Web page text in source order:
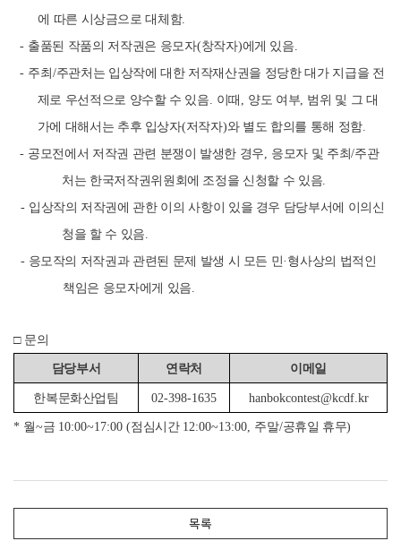
에 따른 시상금으로 대체함.
- 출품된 작품의 저작권은 응모자(창작자)에게 있음
- 주최 /주관처는 입상작에 대한 저작재산권을 정당한 대가 지급을 전
제로 우선적으로 양수할 수 있음
이때 양도 여부 범위 및 그 대
가에 대해서는 추후 입상자(저작자)와 별도 합의를 통해 정함.
- 공모전에서 저작권 관련 분쟁이 발생한 경우 응모자 및 주최/주관
처는 한국저작권위원회에 조정을 신청할 수 있음
- 입상작의 저작권에 관한 이의 사항이 있을 경우 담당부서에 이의신
청을 할 수 있음
- 응모작의 저작권과 관련된 문제 발생 시 모든 민 · 형사상의 법적인
책임은 응모자에게 있음
□ 문의
담당부서 연락처 이메일
한복문화산업팀 02-398-1635 hanbokcontest@kcdf.kr
* 월~금 10:00~17:00 (점심시간 12:00~13:00, 주말/공휴일 휴무)
목록